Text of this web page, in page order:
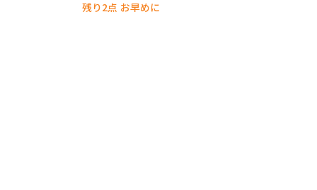
残り2点 お早めに